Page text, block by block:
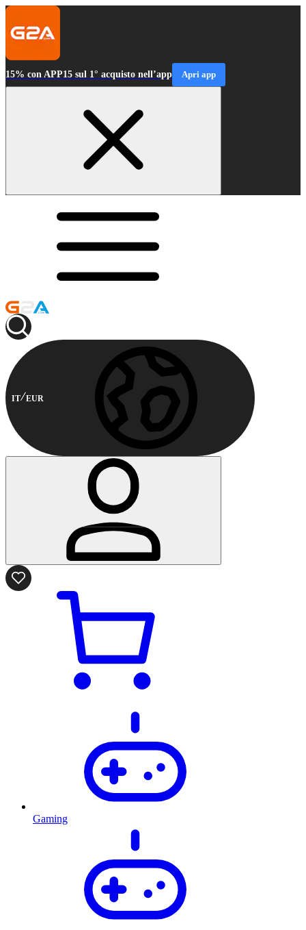
15% con APP15 sul 1° acquisto nell’app Apri app
IT EUR
Gaming